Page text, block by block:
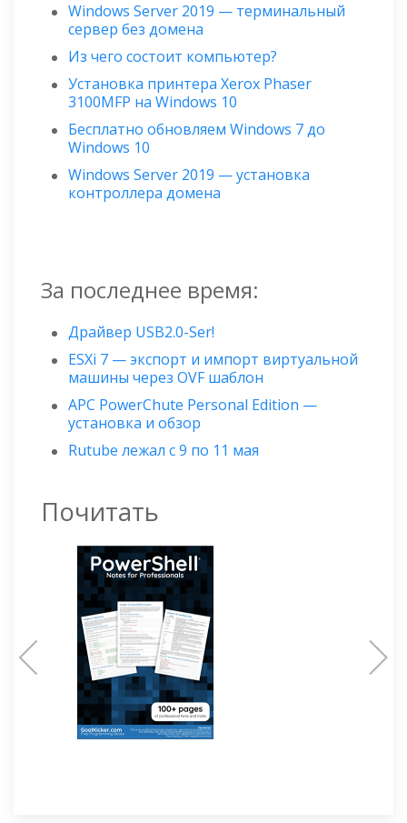
Windows Server 2019 — терминальный
сервер без домена
Из чего состоит компьютер?
Установка принтера Xerox Phaser
3100MFP на Windows 10
Бесплатно обновляем Windows 7 до
Windows 10
Windows Server 2019 — установка
контроллера домена
За последнее время:
Драйвер USB2.0-Ser!
ESXi 7 — экспорт и импорт виртуальной
машины через OVF шаблон
APC PowerChute Personal Edition —
установка и обзор
Rutube лежал с 9 по 11 мая
Почитать